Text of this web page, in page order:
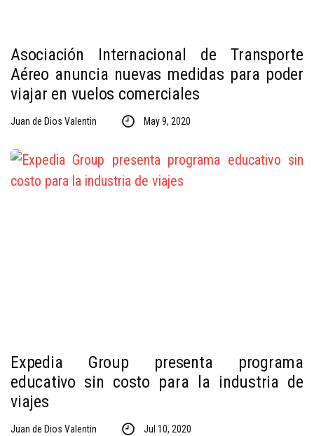
Asociación Internacional de Transporte
Aéreo anuncia nuevas medidas para poder
viajar en vuelos comerciales
Juan de Dios Valentin May 9, 2020
Expedia Group presenta programa
educativo sin costo para la industria de
viajes
Juan de Dios Valentin Jul 10, 2020